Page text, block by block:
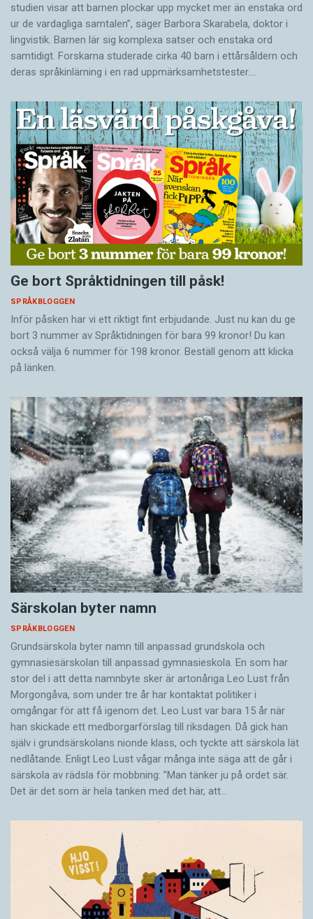
studien visar att barnen plockar upp mycket mer än enstaka ord
ur de vardagliga samtalen”, säger Barbora Skarabela, doktor i
lingvistik. Barnen lär sig komplexa satser och enstaka ord
samtidigt. Forskarna studerade cirka 40 barn i ettårsåldern och
deras språkinlärning i en rad uppmärksamhetstester.…
Ge bort Språktidningen till påsk!
SPRÅKBLOGGEN
Inför påsken har vi ett riktigt fint erbjudande. Just nu kan du ge
bort 3 nummer av Språktidningen för bara 99 kronor! Du kan
också välja 6 nummer för 198 kronor. Beställ genom att klicka
på länken.
Särskolan byter namn
SPRÅKBLOGGEN
Grundsärskola byter namn till anpassad grundskola och
gymnasiesärskolan till anpassad gymnasieskola. En som har
stor del i att detta namnbyte sker är artonåriga Leo Lust från
Morgongåva, som under tre år har kontaktat politiker i
omgångar för att få igenom det. Leo Lust var bara 15 år när
han skickade ett medborgarförslag till riksdagen. Då gick han
själv i grundsärskolans nionde klass, och tyckte att särskola lät
nedlåtande. Enligt Leo Lust vågar många inte säga att de går i
särskola av rädsla för mobbning: ”Man tänker ju på ordet sär.
Det är det som är hela tanken med det här, att…